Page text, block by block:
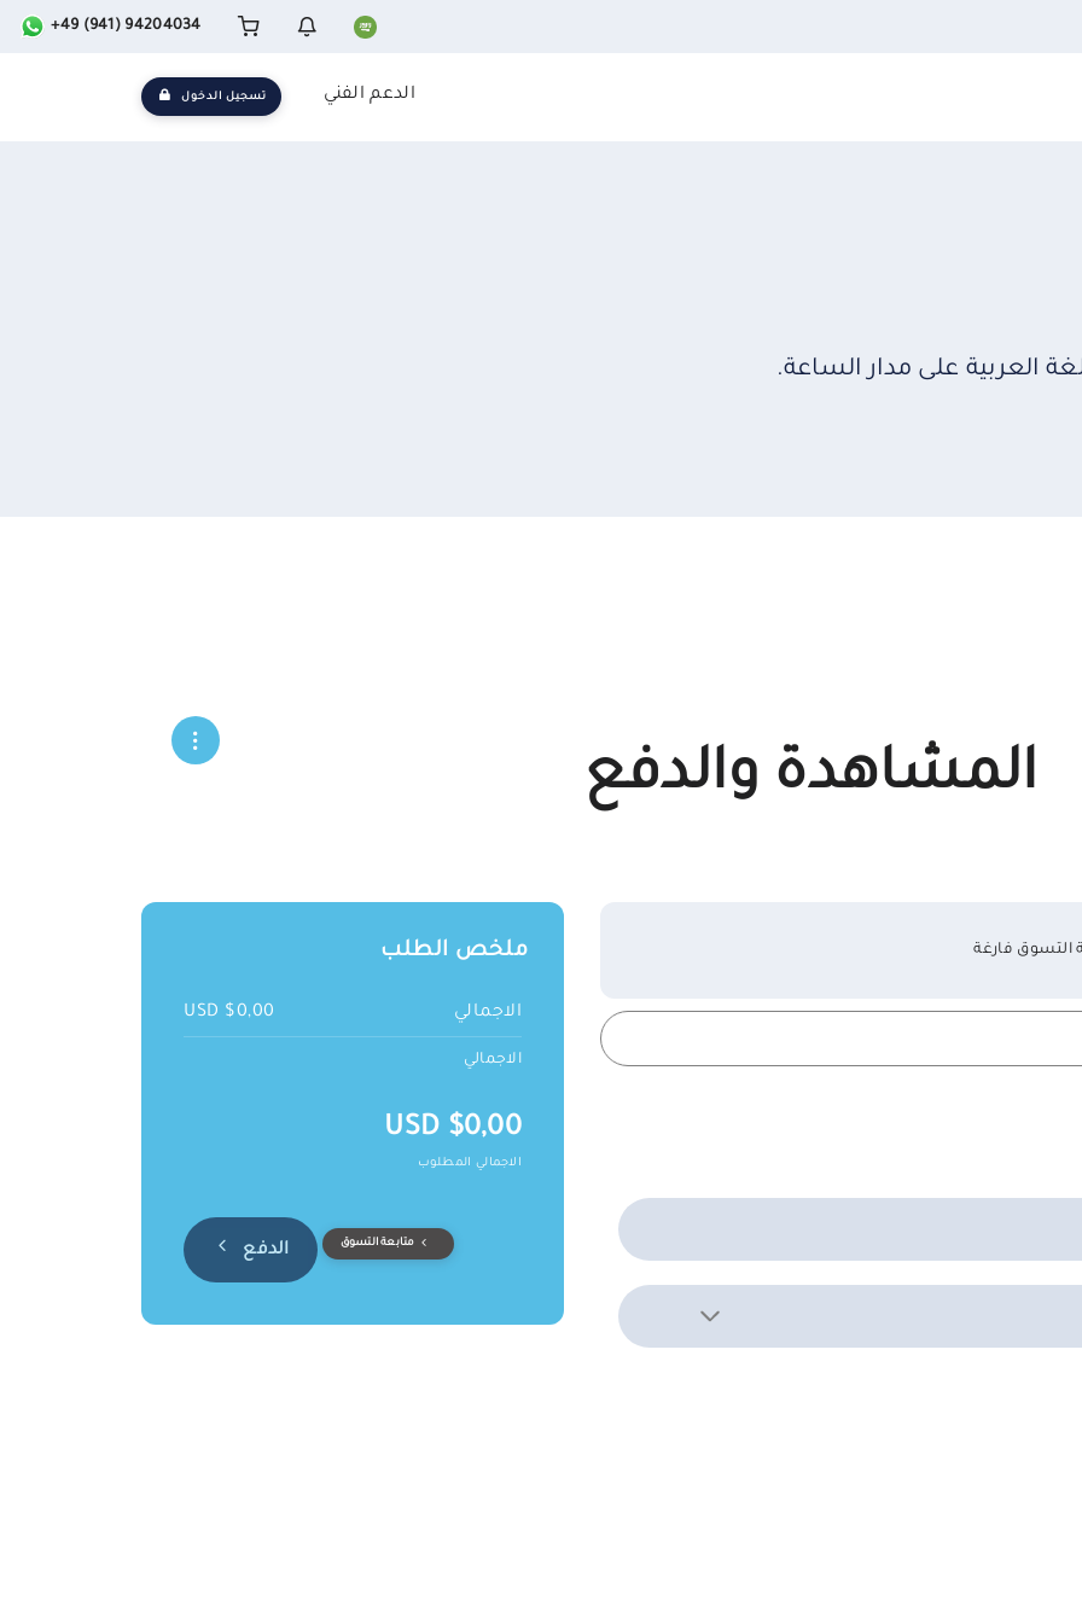
+49 (941) 94204034
الدعم الفني تسجيل الدخول
العربية على مدار الساعة.
المشاهدة والدفع
التسوق فارغة ملخص الطلب
الاجمالي $0,00 USD
الاجمالي
$0,00 USD
الاجمالي المطلوب
متابعة التسوق الدفع